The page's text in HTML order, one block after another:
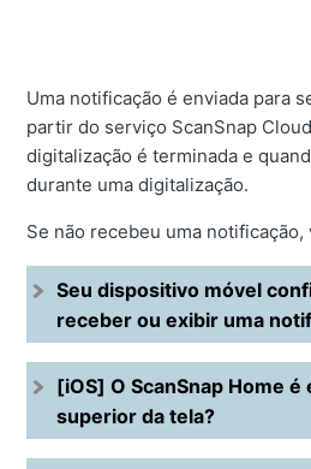
Uma notificação é enviada para
partir do serviço ScanSnap
digitalização é terminada e
durante uma digitalização.
Se não recebeu uma
Seu dispositivo móvel
receber ou exibir uma
[iOS] O ScanSnap Home
superior da tela?